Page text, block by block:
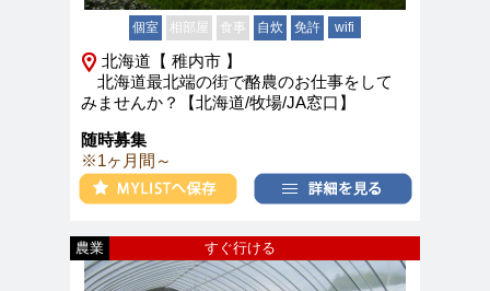
個室 相部屋 食事 自炊 免許 wifi
北海道【 稚内市 】
北海道最北端の街で酪農のお仕事をして
みませんか？【北海道/牧場/JA窓口】
随時募集
※1ヶ月間～
すぐ行ける
農業